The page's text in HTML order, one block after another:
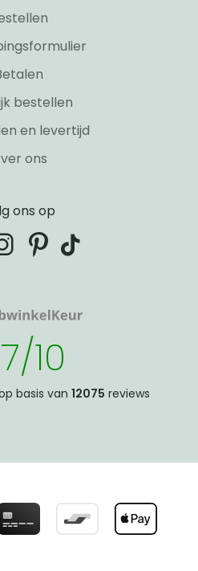
bestellen
en levertijd
ons
ons op
instagram
pinterest
tiktok
10
basis van 12075 reviews